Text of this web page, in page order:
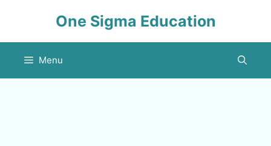
One Sigma Education
Menu